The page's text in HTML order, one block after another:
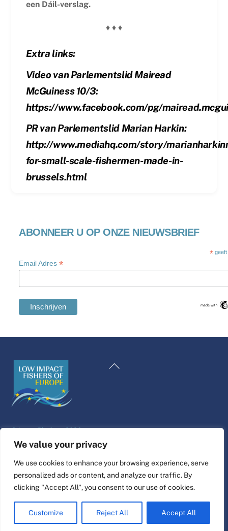
We value your privacy
We use cookies to enhance your browsing experience, serve
personalized ads or content, and analyze our traffic. By
clicking "Accept All", you consent to our use of cookies.
Customize Reject All Accept All
een Dáil-verslag.
♦ ♦ ♦
Extra links:
Video van Parlementslid Mairead
McGuiness 10/3:
https://www.facebook.com/pg/
PR van Parlementslid Marian Harkin:
http://www.mediahq.com/story/
for-small-scale-fishermen-made-in-
brussels.html
ABONNEER U OP ONZE NIEUWSBRIEF
*
Email Adres*
Terug
©Leven Platform2026
Website ontwerp & bouw dooralpha.coop
Connect
English
Croatian
French
Swedish